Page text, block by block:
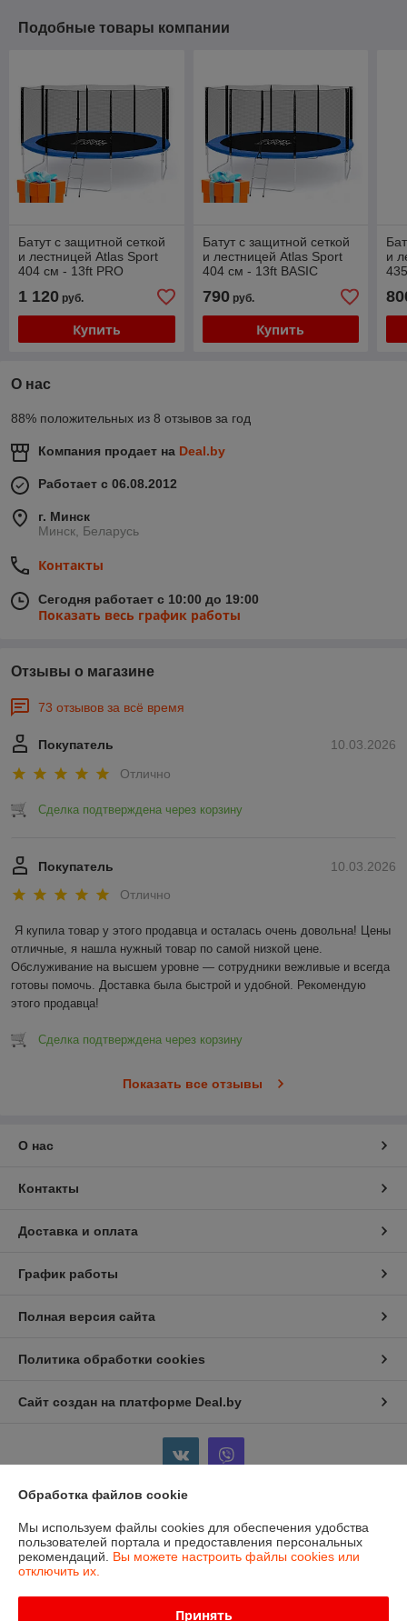
Подобные товары компании
Батут с защитной сеткой
и лестницей Atlas Sport
404 см - 13ft PRO
1 120 руб.
Купить
Батут с защитной сеткой
и лестницей Atlas Sport
404 см - 13ft BASIC
790руб.
Купить
и
О нас
88% положительных из 8 отзывов за год
Компания продает на Deal.by
Работает с 06.08.2012
г. Минск
Минск, Беларусь
Контакты
Сегодня работает с 10:00 до 19:00
Показать весь график работы
Отзывы о магазине
73 отзывов за всё время
10.03.2026
Покупатель
Отлично
Сделка подтверждена через корзину
10.03.2026
Покупатель
Отлично
Я купила товар у этого продавца и осталась очень довольна! Цены
отличные, я нашла нужный товар по самой низкой цене.
Обслуживание на высшем уровне — сотрудники вежливые и всегда
готовы помочь. Доставка была быстрой и удобной. Рекомендую
этого продавца!
Сделка подтверждена через корзину
Показать все отзывы
О нас
Контакты
Доставка и оплата
График работы
Полная версия сайта
Политика обработки cookies
Сайт создан на платформе Deal.by
Информация для покупателя
Индивидуальный предприниматель:ИП Бойков Сергей Евгеньевич
Гродненская область, г.Лида, пр-т Победы, 1-8
Регистрационный номер ЕГР: 591354369
Обработка файлов cookie
Мы используем файлы cookies для обеспечения удобства
пользователей портала и предоставления персональных
рекомендаций. Вы можете настроить файлы cookies или
отключить их.
Принять